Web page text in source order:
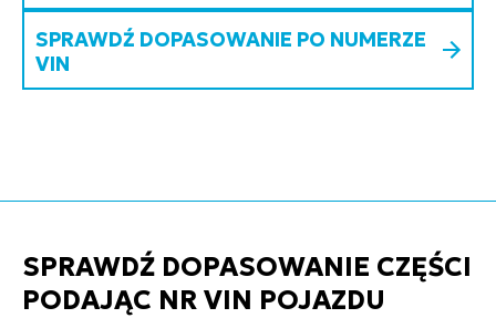
SPRAWDŹ DOPASOWANIE PO NUMERZE
VIN
SPRAWDŹ DOPASOWANIE CZĘŚCI
PODAJĄC NR VIN POJAZDU